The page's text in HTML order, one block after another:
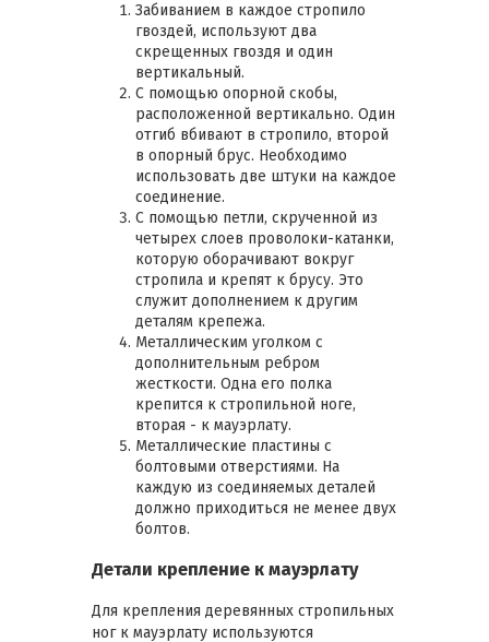
Забиванием в каждое стропило
гвоздей, используют два
скрещенных гвоздя и один
вертикальный.
С помощью опорной скобы,
расположенной вертикально. Один
отгиб вбивают в стропило, второй
в опорный брус. Необходимо
использовать две штуки на каждое
соединение.
С помощью петли, скрученной из
четырех слоев проволоки-катанки,
которую оборачивают вокруг
стропила и крепят к брусу. Это
служит дополнением к другим
деталям крепежа.
Металлическим уголком с
дополнительным ребром
жесткости. Одна его полка
крепится к стропильной ноге,
вторая - к мауэрлату.
Металлические пластины с
болтовыми отверстиями. На
каждую из соединяемых деталей
должно приходиться не менее двух
болтов.
Детали крепление к мауэрлату
Для крепления деревянных стропильных
ног к мауэрлату используются